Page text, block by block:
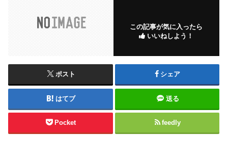
この記事が気に入ったら
いいねしよう！
ポスト シェア
はてブ 送る
Pocket feedly